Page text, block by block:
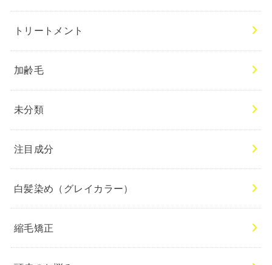
トリートメント
加齢毛
未分類
注目成分
白髪染め（グレイカラー）
縮毛矯正